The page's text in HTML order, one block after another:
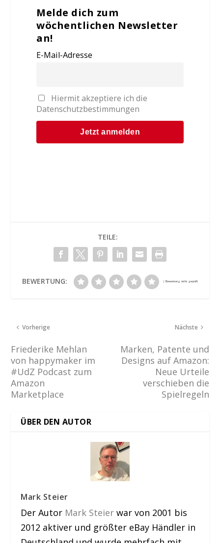
Melde dich zum
wöchentlichen Newsletter
an!
E-Mail-Adresse
Hiermit akzeptiere ich die
Datenschutzbestimmungen
TEILE:
BEWERTUNG:
Vorherige
Friederike Mehlan
von happymaker im
#UdZ Podcast zum
Amazon
Marketplace
Nächste
Marken, Patente und
Designs auf Amazon:
Neue Urteile
verschieben die
Spielregeln
ÜBER DEN AUTOR
Mark Steier
Der Autor Mark Steier war von 2001 bis
2012 aktiver und größter eBay Händler in